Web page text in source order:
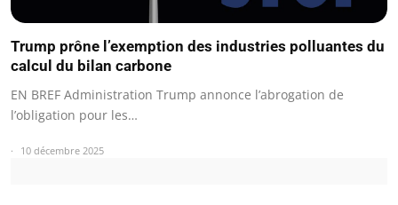
Trump prône l’exemption des industries polluantes du
calcul du bilan carbone
EN BREF Administration Trump annonce l’abrogation de
l’obligation pour les…
10 décembre 2025